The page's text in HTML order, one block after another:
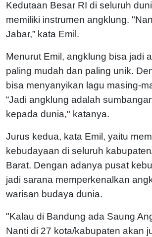
Kedutaan Besar RI di seluruh
memiliki instrumen angklung.
Jabar,” kata Emil.
Menurut Emil, angklung bisa jadi
paling mudah dan paling unik.
bisa menyanyikan lagu masing-
“Jadi angklung adalah
kepada dunia," katanya.
Jurus kedua, kata Emil, yaitu
kebudayaan di seluruh
Barat. Dengan adanya pusat
jadi sarana memperkenalkan
warisan budaya dunia.
"Kalau di Bandung ada Saung
Nanti di 27 kota/kabupaten akan